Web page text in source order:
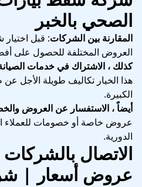
الصحي بالخبر
المقارنة بين الشركات: قبل
العروض المختلفة للحصول على
كذلك ، الاشتراك في خدمات
هذا الخيار تكاليف طويلة الأجل
الكبيرة.
أيضاً ، الاستفسار عن العروض
عروض خاصة أو خصومات للعملاء
الدورية.
الاتصال
عروض أسعار |